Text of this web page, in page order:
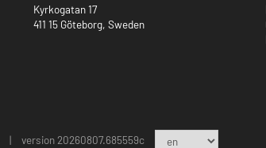
Kyrkogatan 17
411 15 Göteborg, Sweden
| version 20260807.685559c